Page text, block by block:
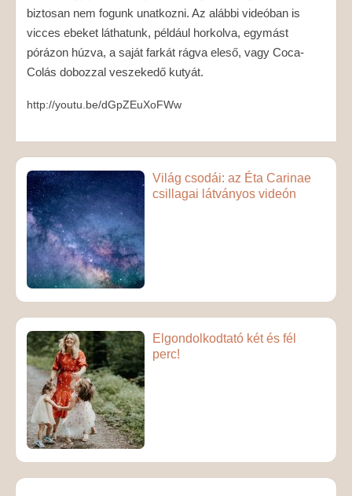
biztosan nem fogunk unatkozni. Az alábbi videóban is
vicces ebeket láthatunk, például horkolva, egymást
pórázon húzva, a saját farkát rágva eleső, vagy Coca-
Colás dobozzal veszekedő kutyát.
http://youtu.be/dGpZEuXoFWw
Világ csodái: az Éta Carinae
csillagai látványos videón
Elgondolkodtató két és fél
perc!